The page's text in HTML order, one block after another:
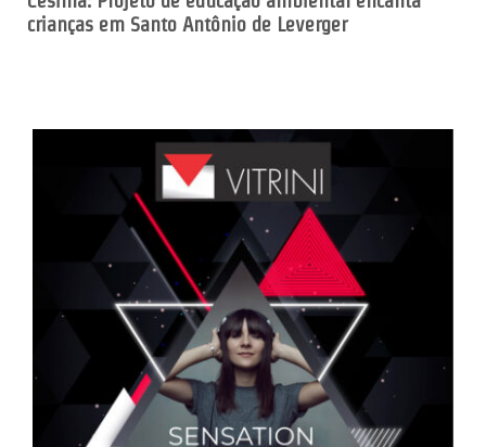
crianças em Santo Antônio de Leverger